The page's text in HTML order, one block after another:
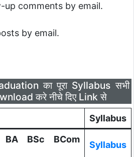
comments by email.
by email.
का पूरा Syllabus सभी
करे नीचे दिए Link से
Syllabus
BA BSc BCom
Syllabus